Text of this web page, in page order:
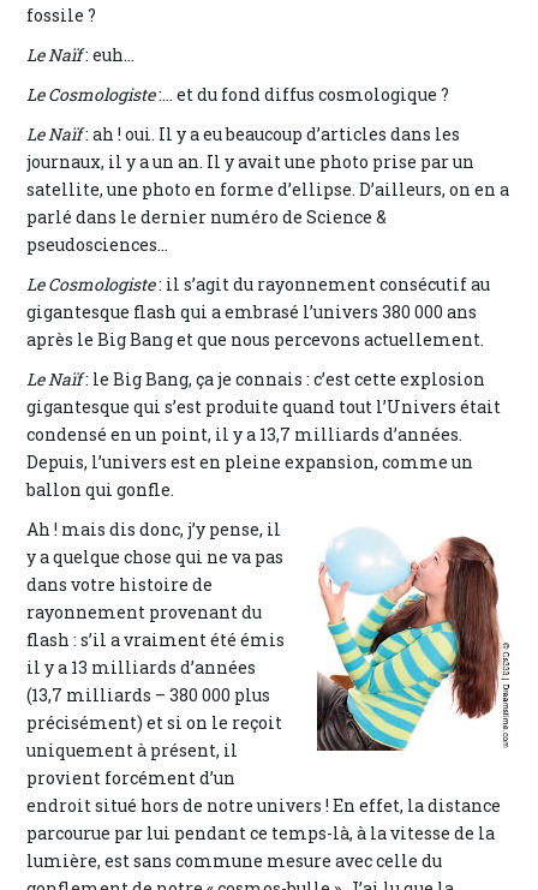
fossile ?
Le Naïf: euh...
Le Cosmologiste:... et du fond diffus cosmologique ?
Le Naïf: ah ! oui. Il y a eu beaucoup d’articles dans les
journaux, il y a un an. Il y avait une photo prise par un
satellite, une photo en forme d’ellipse. D’ailleurs, on en a
parlé dans le dernier numéro de Science &
pseudosciences...
Le Cosmologiste: il s’agit du rayonnement consécutif au
gigantesque flash qui a embrasé l’univers 380 000 ans
après le Big Bang et que nous percevons actuellement.
Le Naïf: le Big Bang, ça je connais : c’est cette explosion
gigantesque qui s’est produite quand tout l’Univers était
condensé en un point, il y a 13,7 milliards d’années.
Depuis, l’univers est en pleine expansion, comme un
ballon qui gonfle.
Ah ! mais dis donc, j’y pense, il
y a quelque chose qui ne va pas
dans votre histoire de
rayonnement provenant du
flash : s’il a vraiment été émis
il y a 13 milliards d’années
(13,7 milliards – 380 000 plus
précisément) et si on le reçoit
uniquement à présent, il
provient forcément d’un
endroit situé hors de notre univers ! En effet, la distance
parcourue par lui pendant ce temps-là, à la vitesse de la
lumière, est sans commune mesure avec celle du